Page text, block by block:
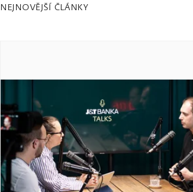
NEJNOVĚJŠÍ ČLÁNKY